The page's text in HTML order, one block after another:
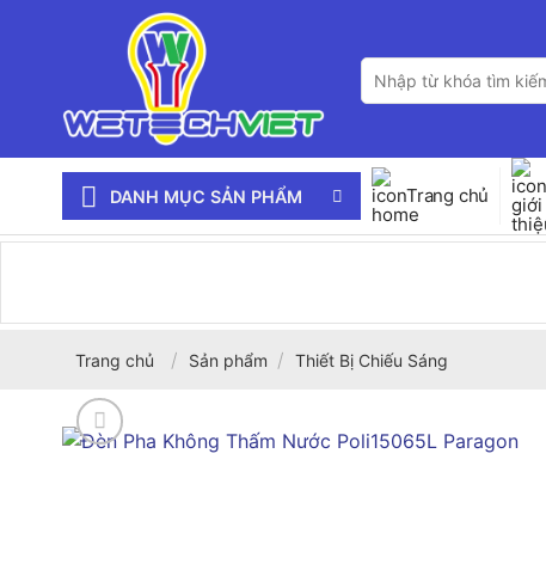
Tìm
kiếm:
DANH MỤC SẢN PHẨM Trang chủ
Trang chủ / Sản phẩm / Thiết Bị Chiếu Sáng